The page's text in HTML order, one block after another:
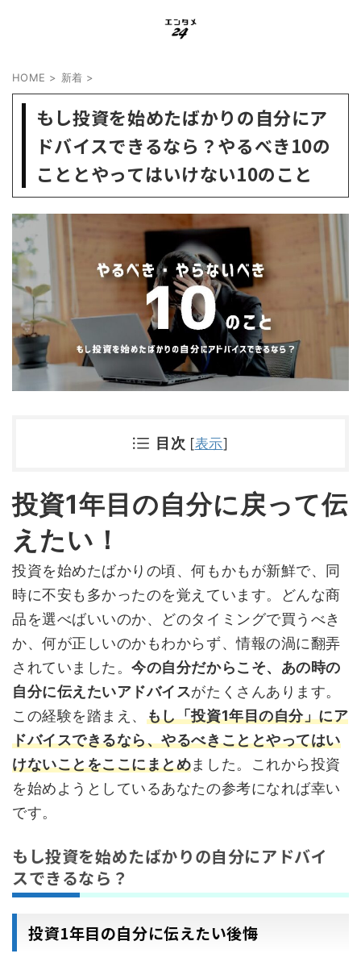
HOME > 新着 >
もし投資を始めたばかりの自分にア
ドバイスできるなら？やるべき10の
こととやってはいけない10のこと
目次 [表示]
投資1年目の自分に戻って伝
えたい！
投資を始めたばかりの頃、何もかもが新鮮で、同
時に不安も多かったのを覚えています。どんな商
品を選べばいいのか、どのタイミングで買うべき
か、何が正しいのかもわからず、情報の渦に翻弄
されていました。今の自分だからこそ、あの時の
自分に伝えたいアドバイスがたくさんあります。
この経験を踏まえ、 もし「投資1年目の自分」にア
ドバイスできるなら、やるべきこととやってはい
けないことをここにまとめました。これから投資
を始めようとしているあなたの参考になれば幸い
です。
もし投資を始めたばかりの自分にアドバイ
スできるなら？
投資1年目の自分に伝えたい後悔